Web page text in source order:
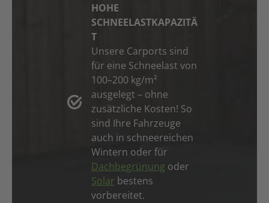
HOHE
SCHNEELASTKAPAZITÄ
T
Unsere Carports sind
für eine Schneelast von
100–200 kg/m²
ausgelegt – ohne
zusätzliche Kosten! So
sind Ihre Fahrzeuge
auch in schneereichen
Wintern oder für
Dachbegrünung oder
Solar bestens
vorbereitet.